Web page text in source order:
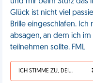
Glück ist nicht viel
Brille eingeschlafen.
absagen, an dem ich
teilnehmen sollte. FML
ICH STIMME ZU, DEIN LEBEN IST SCHEISSE